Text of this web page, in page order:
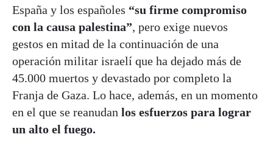
España y los españoles “su firme compromiso
con la causa palestina”, pero exige nuevos
gestos en mitad de la continuación de una
operación militar israelí que ha dejado más de
45.000 muertos y devastado por completo la
Franja de Gaza. Lo hace, además, en un momento
en el que se reanudan los esfuerzos para lograr
un alto el fuego.